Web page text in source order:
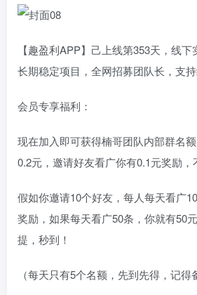
【趣盈利APP】己上线第353天，线下
长期稳定项目，全网招募团队长，支持
会员专享福利：
现在加入即可获得楠哥团队内部群名
0.2元，邀请好友看广你有0.1元奖励，
假如你邀请10个好友，每人每天看广
奖励，如果每天看广50条，你就有50
提，秒到！
（每天只有5个名额，先到先得，记得